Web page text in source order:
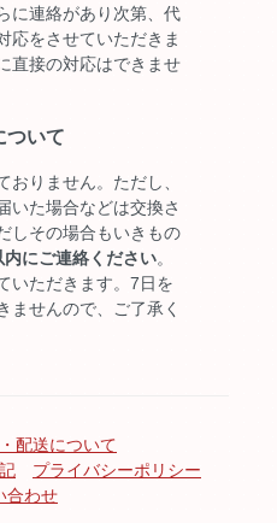
に連絡があり次第、代
応をさせていただきま
直接の対応はできませ
ついて
おりません。ただし、
いた場合などは交換さ
しその場合もいきもの
にご連絡ください。
いただきます。7日を
ませんので、ご了承く
配送について
プライバシーポリシー
合わせ